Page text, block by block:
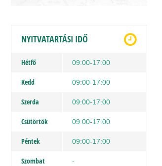
NYITVATARTÁSI IDŐ
Hétfő 09:00-17:00
Kedd 09:00-17:00
Szerda 09:00-17:00
Csütörtök 09:00-17:00
Péntek 09:00-17:00
Szombat -